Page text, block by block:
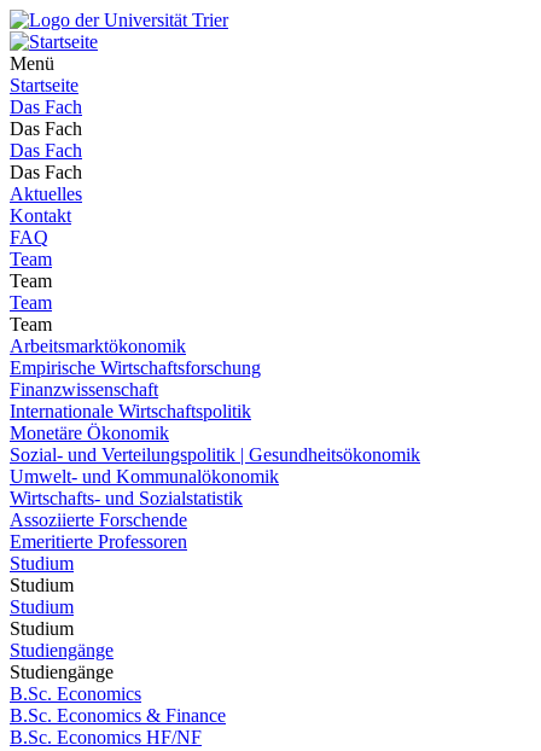
Menü
Startseite
Das Fach
Das Fach
Das Fach
Das Fach
Aktuelles
Kontakt
FAQ
Team
Team
Team
Team
Arbeitsmarktökonomik
Empirische Wirtschaftsforschung
Finanzwissenschaft
Internationale Wirtschaftspolitik
Monetäre Ökonomik
Sozial- und Verteilungspolitik | Gesundheitsökonomik
Umwelt- und Kommunalökonomik
Wirtschafts- und Sozialstatistik
Assoziierte Forschende
Emeritierte Professoren
Studium
Studium
Studium
Studium
Studiengänge
Studiengänge
B.Sc. Economics
B.Sc. Economics & Finance
B.Sc. Economics HF/NF